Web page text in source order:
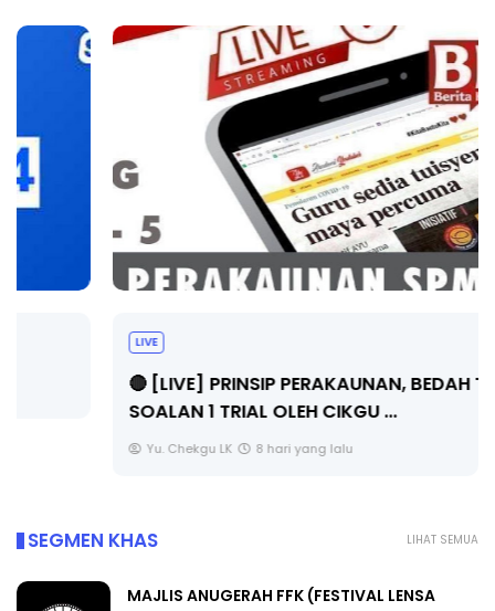
🔴 [LIVE] PRINSIP PERAKAUNAN, BEDAH TUNTAS
SOALAN 1 TRIAL OLEH CIKGU ...
Yu. Chekgu LK 8 hari yang lalu
LIHAT SEMUA
SEGMEN KHAS
MAJLIS ANUGERAH FFK (FESTIVAL LENSA